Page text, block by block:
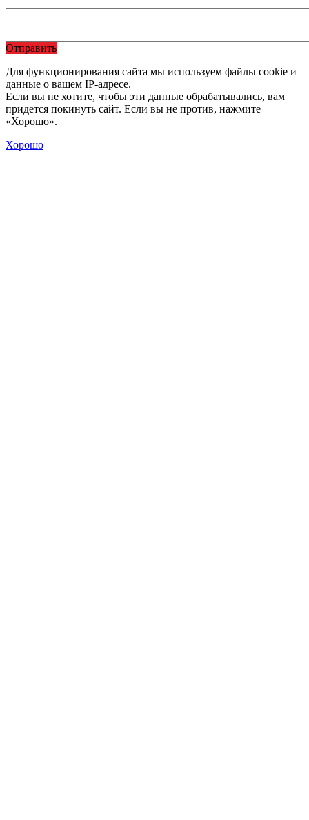
Отправить
Для функционирования сайта мы используем файлы cookie и
данные о вашем IP-адресе.
Если вы не хотите, чтобы эти данные обрабатывались, вам
придется покинуть сайт. Если вы не против, нажмите
«Хорошо».
Хорошо